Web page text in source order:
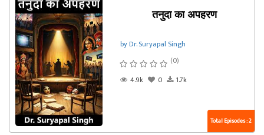
तनुदा का अपहरण
by Dr. Suryapal Singh
(0)
4.9k
0 1.7k
Total Episodes : 2